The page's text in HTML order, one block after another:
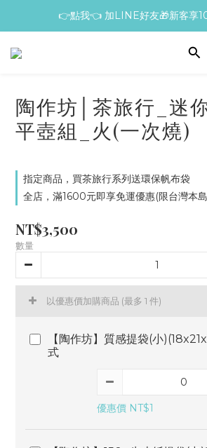
👉點我👈 加LINE好友🎁新客享
陶作坊│茶旅行_迷
平壺組_火(一次燒)
指定商品，買茶旅行系列送環保帆布袋
全店，滿1600元即享免運優惠(限台灣本
NT$3,500
數量
以優惠價加購商品 (最多 1 件)
【陶作坊】質感提袋(小
式
優惠價 NT$1